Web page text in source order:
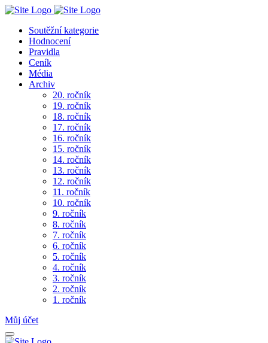
Soutěžní kategorie
Hodnocení
Pravidla
Ceník
Média
Archiv
20. ročník
19. ročník
18. ročník
17. ročník
16. ročník
15. ročník
14. ročník
13. ročník
12. ročník
11. ročník
10. ročník
9. ročník
8. ročník
7. ročník
6. ročník
5. ročník
4. ročník
3. ročník
2. ročník
1. ročník
Můj účet